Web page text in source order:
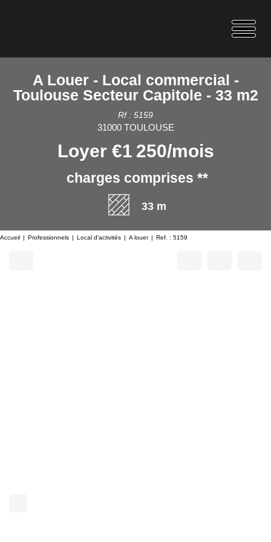
A Louer - Local commercial -
Toulouse Secteur Capitole - 33 m2
Rf : 5159
31000 TOULOUSE
Loyer €1 250/mois
charges comprises **
33 m
Accueil Professionnels Local d'activités A louer Ref. : 5159